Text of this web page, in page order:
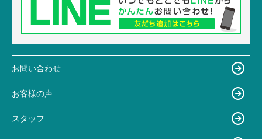
お問い合わせ
お客様の声
スタッフ